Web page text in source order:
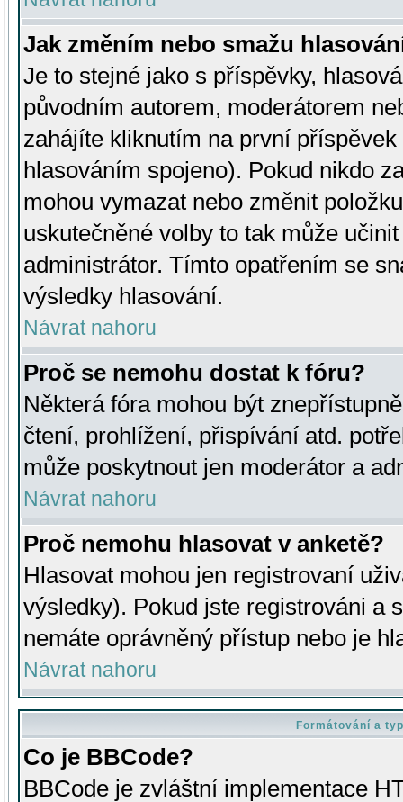
Jak změním nebo smažu
Je to stejné jako s příspěvky,
původním autorem, moderátorem
zahájíte kliknutím na první
hlasováním spojeno). Pokud nikdo
mohou vymazat nebo změnit
uskutečněné volby to tak může
administrátor. Tímto opatřením se
výsledky hlasování.
Návrat nahoru
Proč se nemohu dostat k fóru?
Některá fóra mohou být
čtení, prohlížení, přispívání atd.
může poskytnout jen moderátor a
Návrat nahoru
Proč nemohu hlasovat v anketě?
Hlasovat mohou jen registrovaní
výsledky). Pokud jste registrováni a
nemáte oprávněný přístup nebo je
Návrat nahoru
Formátování a
Co je BBCode?
BBCode je zvláštní implementace